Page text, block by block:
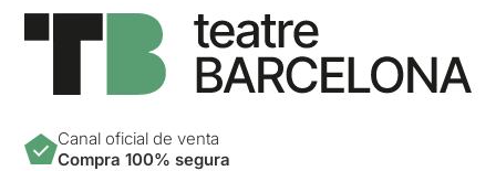
Canal oficial de venta
Compra 100% segura